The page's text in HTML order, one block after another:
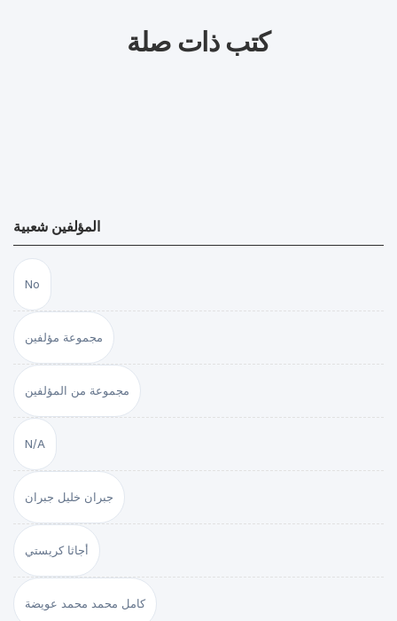
كتب ذات صلة
المؤلفين شعبية
No
مجموعة مؤلفين
مجموعة من المؤلفين
N/A
جبران خليل جبران
أجاثا كريستي
كامل محمد محمد عويضة